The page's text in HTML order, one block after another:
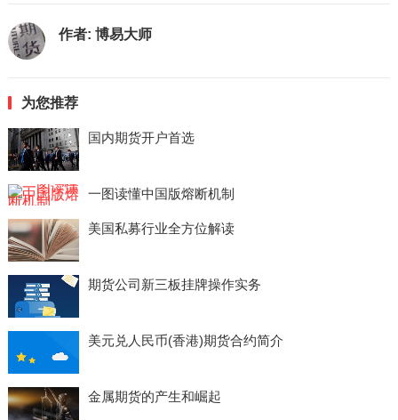
作者: 博易大师
为您推荐
国内期货开户首选
一图读懂中国版熔断机制
美国私募行业全方位解读
期货公司新三板挂牌操作实务
美元兑人民币(香港)期货合约简介
金属期货的产生和崛起